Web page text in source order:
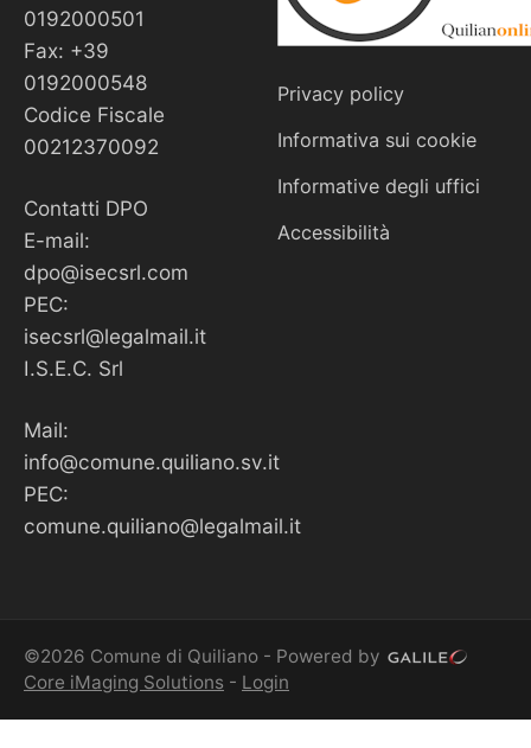
0192000501
Fax: +39
0192000548
Codice Fiscale
00212370092
Contatti DPO
E-mail:
dpo@isecsrl.com
PEC:
isecsrl@legalmail.it
I.S.E.C. Srl
Mail:
info@comune.quiliano.sv.it
PEC:
comune.quiliano@legalmail.it
Privacy policy
Informativa sui cookie
Informative degli uffici
Accessibilità
©2026 Comune di Quiliano - Powered by
Core iMaging Solutions - Login